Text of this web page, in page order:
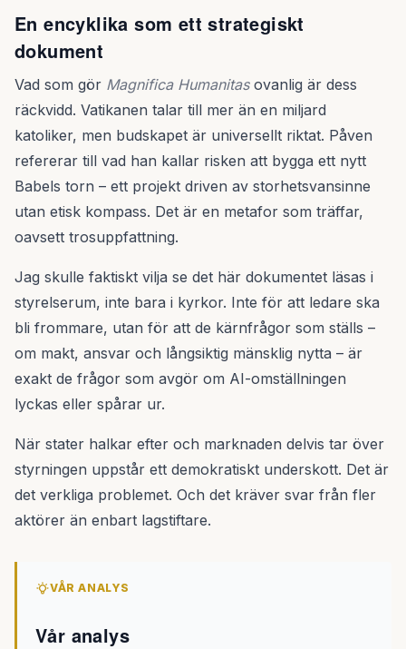
En encyklika som ett strategiskt
dokument
Vad som gör Magnifica Humanitasovanlig är dess
räckvidd. Vatikanen talar till mer än en miljard
katoliker, men budskapet är universellt riktat. Påven
refererar till vad han kallar risken att bygga ett nytt
Babels torn – ett projekt driven av storhetsvansinne
utan etisk kompass. Det är en metafor som träffar,
oavsett trosuppfattning.
Jag skulle faktiskt vilja se det här dokumentet läsas i
styrelserum, inte bara i kyrkor. Inte för att ledare ska
bli frommare, utan för att de kärnfrågor som ställs –
om makt, ansvar och långsiktig mänsklig nytta – är
exakt de frågor som avgör om AI-omställningen
lyckas eller spårar ur.
När stater halkar efter och marknaden delvis tar över
styrningen uppstår ett demokratiskt underskott. Det är
det verkliga problemet. Och det kräver svar från fler
aktörer än enbart lagstiftare.
VÅR ANALYS
Vår analys